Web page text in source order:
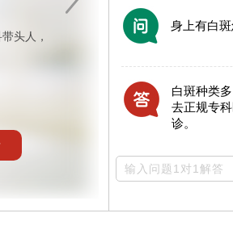
头人，
身上有白
白斑种类
去正规专
诊。